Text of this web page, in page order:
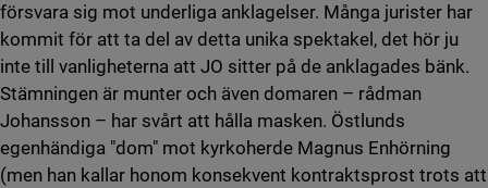
försvara sig mot underliga anklagelser. Många jurister har
kommit för att ta del av detta unika spektakel, det hör ju
inte till vanligheterna att JO sitter på de anklagades bänk.
Stämningen är munter och även domaren – rådman
Johansson – har svårt att hålla masken. Östlunds
egenhändiga "dom" mot kyrkoherde Magnus Enhörning
(men han kallar honom konsekvent kontraktsprost trots att